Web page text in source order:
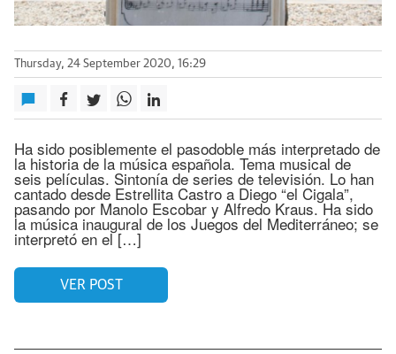
Thursday, 24 September 2020, 16:29
Ha sido posiblemente el pasodoble más interpretado de
la historia de la música española. Tema musical de
seis películas. Sintonía de series de televisión. Lo han
cantado desde Estrellita Castro a Diego “el Cigala”,
pasando por Manolo Escobar y Alfredo Kraus. Ha sido
la música inaugural de los Juegos del Mediterráneo; se
interpretó en el […]
VER POST